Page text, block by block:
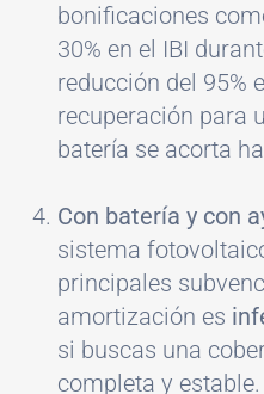
bonificaciones
30% en el IBI
reducción del 95%
recuperación para
batería se acorta
Con batería y con
sistema
principales
amortización es
si buscas una
completa y estable.